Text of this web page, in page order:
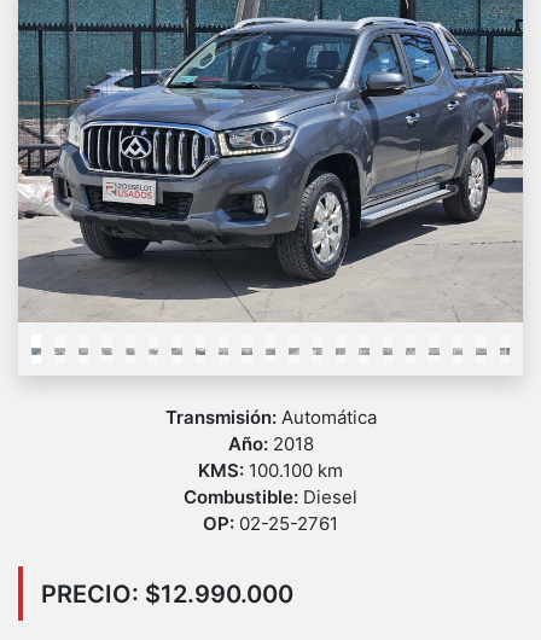
Previous Next
Transmisión: Automática
Año: 2018
KMS: 100.100 km
Combustible: Diesel
OP: 02-25-2761
PRECIO: $12.990.000